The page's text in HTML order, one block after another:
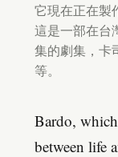
它現在正在製
這是一部在台
集的劇集，卡
等。
Bardo, which
between life